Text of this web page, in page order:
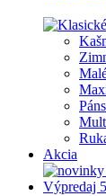
Akcia
Výpredaj